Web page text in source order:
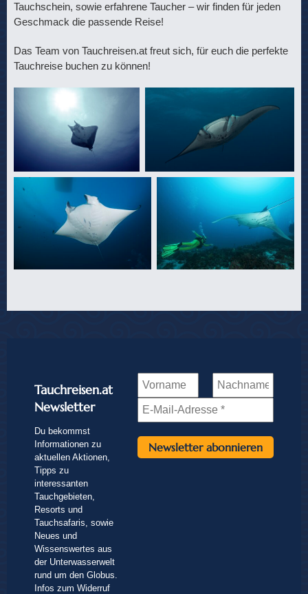
Tauchschein, sowie erfahrene Taucher – wir finden für jeden
Geschmack die passende Reise!
Das Team von Tauchreisen.at freut sich, für euch die perfekte
Tauchreise buchen zu können!
Tauchreisen.at
Newsletter
Du bekommst
Informationen zu
aktuellen Aktionen,
Tipps zu
interessanten
Tauchgebieten,
Resorts und
Tauchsafaris, sowie
Neues und
Wissenswertes aus
der Unterwasserwelt
rund um den Globus.
Infos zum Widerruf